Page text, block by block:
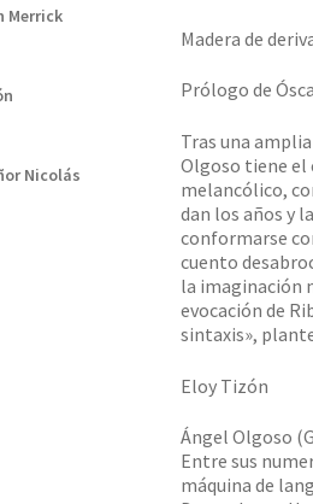
Madera de
Prólogo de
Tras una
Olgoso tiene el
melancólico,
dan los años y
conformarse
cuento
la imaginación
evocación de
sintaxis»,
Eloy Tizón
Ángel Olgoso
Entre sus
máquina de
Merrick
Nicolás